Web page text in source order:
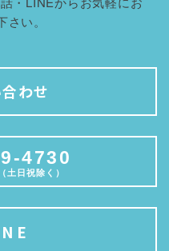
い。
わせ
4730
（土日祝除く）